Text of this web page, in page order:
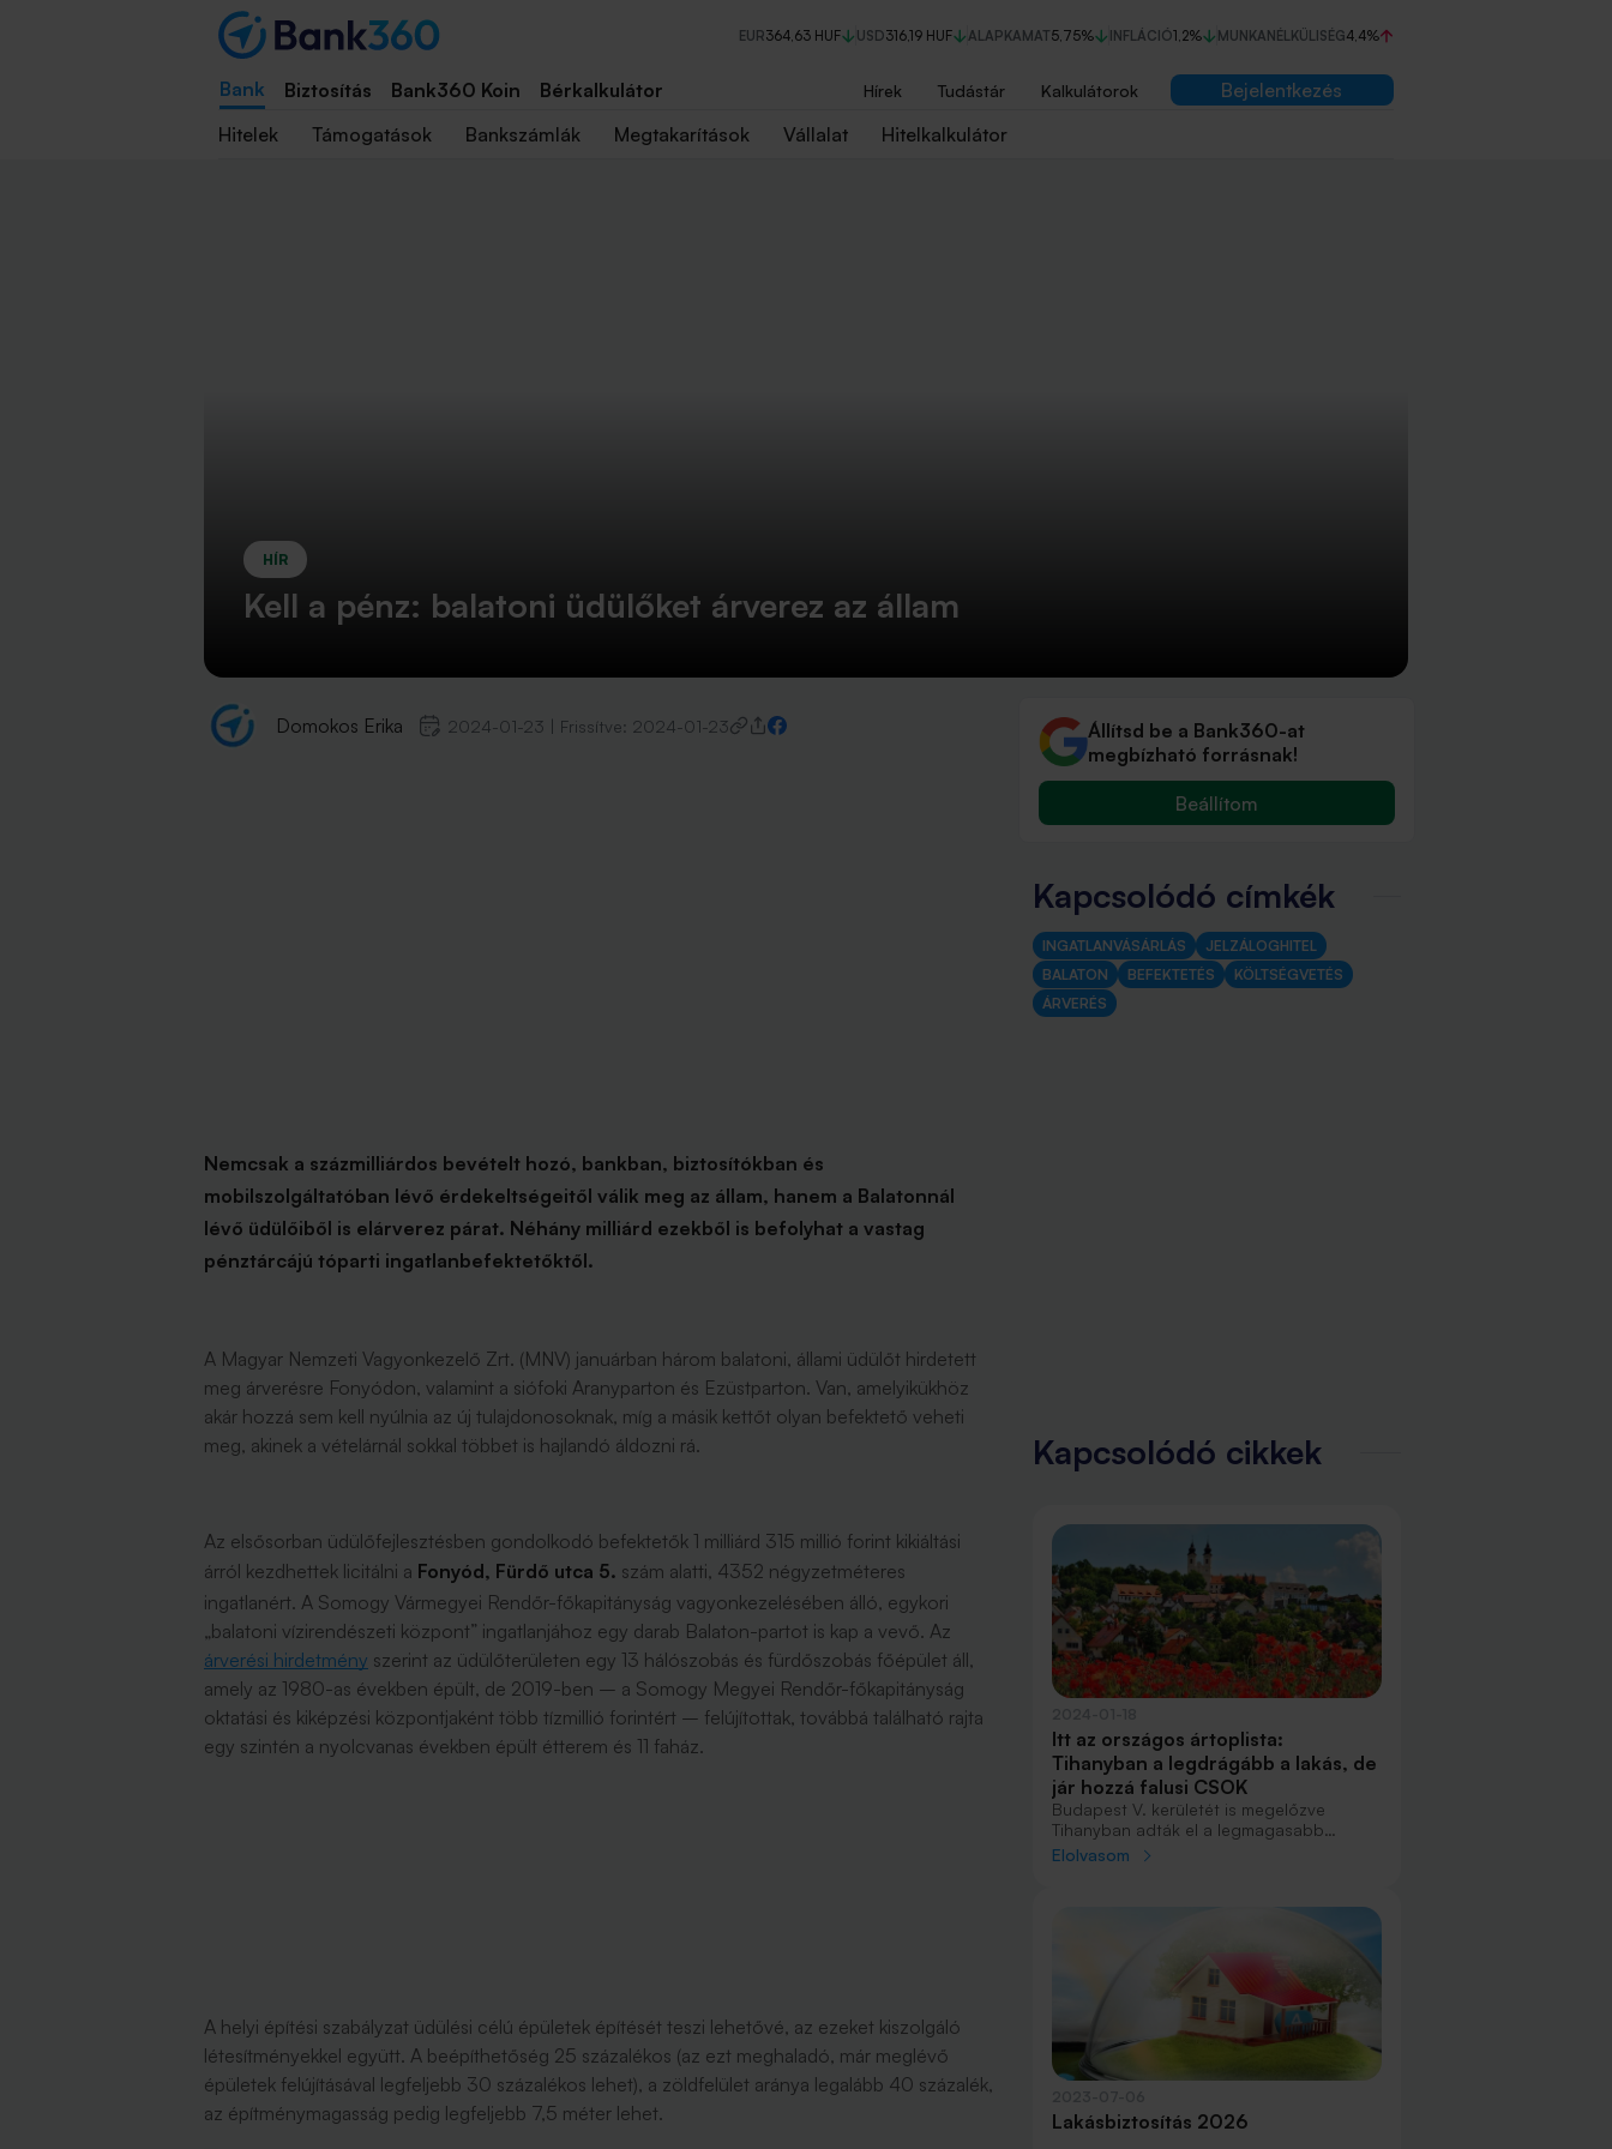
EUR364,63 HUF USD316,19 HUF ALAPKAMAT5,75% INFLÁCIÓ1,2% MUNKANÉLKÜLISÉG4,4%
Bank Biztosítás Bank360 Koin Bérkalkulátor Hírek Tudástár Kalkulátorok
Bejelentkezés
Hitelek
Támogatások Bankszámlák Megtakarítások Vállalat Hitelkalkulátor
HÍR
Kell a pénz: balatoni üdülőket árverez az állam
Domokos Erika 2024-01-23 Frissítve: 2024-01-23
Nemcsak a százmilliárdos bevételt hozó, bankban, biztosítókban és
mobilszolgáltatóban lévő érdekeltségeitől válik meg az állam, hanem a Balatonnál
lévő üdülőiből is elárverez párat. Néhány milliárd ezekből is befolyhat a vastag
pénztárcájú tóparti ingatlanbefektetőktől.
A Magyar Nemzeti Vagyonkezelő Zrt. (MNV) januárban három balatoni, állami üdülőt hirdetett
meg árverésre Fonyódon, valamint a siófoki Aranyparton és Ezüstparton. Van, amelyikükhöz
akár hozzá sem kell nyúlnia az új tulajdonosoknak, míg a másik kettőt olyan befektető veheti
meg, akinek a vételárnál sokkal többet is hajlandó áldozni rá.
Az elsősorban üdülőfejlesztésben gondolkodó befektetők 1 milliárd 315 millió forint kikiáltási
árról kezdhettek licitálni a Fonyód, Fürdő utca 5. szám alatti, 4352 négyzetméteres
ingatlanért. A Somogy Vármegyei Rendőr-főkapitányság vagyonkezelésében álló, egykori
„balatoni vízirendészeti központ” ingatlanjához egy darab Balaton-partot is kap a vevő. Az
árverési hirdetmény szerint az üdülőterületen egy 13 hálószobás és fürdőszobás főépület áll,
amely az 1980-as években épült, de 2019-ben – a Somogy Megyei Rendőr-főkapitányság
oktatási és kiképzési központjaként több tízmillió forintért – felújítottak, továbbá található rajta
egy szintén a nyolcvanas években épült étterem és 11 faház.
A helyi építési szabályzat üdülési célú épületek építését teszi lehetővé, az ezeket kiszolgáló
létesítményekkel együtt. A beépíthetőség 25 százalékos (az ezt meghaladó, már meglévő
épületek felújításával legfeljebb 30 százalékos lehet), a zöldfelület aránya legalább 40 százalék,
az építménymagasság pedig legfeljebb 7,5 méter lehet.
Állítsd be a Bank360-at
megbízható forrásnak!
Beállítom
Kapcsolódó címkék
INGATLANVÁSÁRLÁS
JELZÁLOGHITEL
BALATON
BEFEKTETÉS
KÖLTSÉGVETÉS
ÁRVERÉS
Kapcsolódó cikkek
Itt az országos ártoplista:
Tihanyban a legdrágább a lakás, de
jár hozzá falusi CSOK
Budapest V. kerületét is megelőzve
Tihanyban adták el a legmagasabb
átlagos négyzetméteráron a
Elolvasom
Lakásbiztosítás 2026